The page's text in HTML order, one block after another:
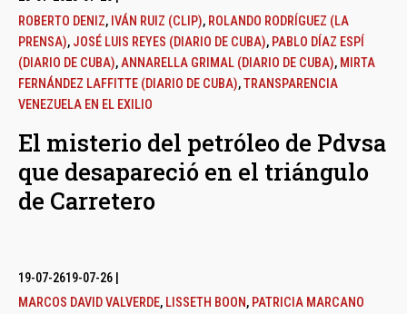
ROBERTO DENIZ, IVÁN RUIZ (CLIP), ROLANDO RODRÍGUEZ (LA
PRENSA), JOSÉ LUIS REYES (DIARIO DE CUBA), PABLO DÍAZ ESPÍ
(DIARIO DE CUBA),ANNARELLA GRIMAL (DIARIO DE CUBA), MIRTA
FERNÁNDEZ LAFFITTE (DIARIO DE CUBA),TRANSPARENCIA
VENEZUELA EN EL EXILIO
El misterio del petróleo de Pdvsa
que desapareció en el triángulo
de Carretero
19-07-2619-07-26
MARCOS DAVID VALVERDE, LISSETH BOON, PATRICIA MARCANO